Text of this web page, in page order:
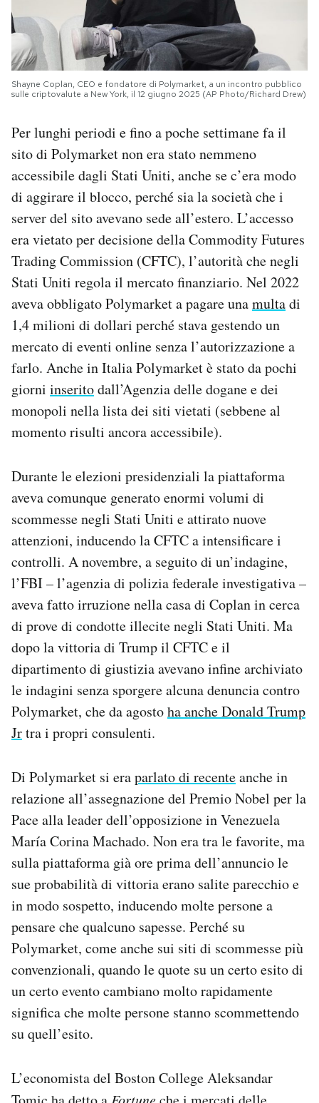
Shayne Coplan, CEO e fondatore di Polymarket, a un incontro pubblico
sulle criptovalute a New York, il 12 giugno 2025 (AP Photo/Richard Drew)
Per lunghi periodi e fino a poche settimane fa il
sito di Polymarket non era stato nemmeno
accessibile dagli Stati Uniti, anche se c’era modo
di aggirare il blocco, perché sia la società che i
server del sito avevano sede all’estero. L’accesso
era vietato per decisione della Commodity Futures
Trading Commission (CFTC), l’autorità che negli
Stati Uniti regola il mercato finanziario. Nel 2022
aveva obbligato Polymarket a pagare unamultadi
1,4 milioni di dollari perché stava gestendo un
mercato di eventi online senza l’autorizzazione a
farlo. Anche in Italia Polymarket è stato da pochi
giorni inseritodall’Agenzia delle dogane e dei
monopoli nella lista dei siti vietati (sebbene al
momento risulti ancora accessibile).
Durante le elezioni presidenziali la piattaforma
aveva comunque generato enormi volumi di
scommesse negli Stati Uniti e attirato nuove
attenzioni, inducendo la CFTC a intensificare i
controlli. A novembre, a seguito di un’indagine,
l’FBI – l’agenzia di polizia federale investigativa –
aveva fatto irruzione nella casa di Coplan in cerca
di prove di condotte illecite negli Stati Uniti. Ma
dopo la vittoria di Trump il CFTC e il
dipartimento di giustizia avevano infine archiviato
le indagini senza sporgere alcuna denuncia contro
Polymarket, che da agostoha anche Donald Trump
Jrtra i propri consulenti.
Di Polymarket si eraparlato di recenteanche in
relazione all’assegnazione del Premio Nobel per la
Pace alla leader dell’opposizione in Venezuela
María Corina Machado. Non era tra le favorite, ma
sulla piattaforma già ore prima dell’annuncio le
sue probabilità di vittoria erano salite parecchio e
in modo sospetto, inducendo molte persone a
pensare che qualcuno sapesse. Perché su
Polymarket, come anche sui siti di scommesse più
convenzionali, quando le quote su un certo esito di
un certo evento cambiano molto rapidamente
significa che molte persone stanno scommettendo
su quell’esito.
L’economista del Boston College Aleksandar